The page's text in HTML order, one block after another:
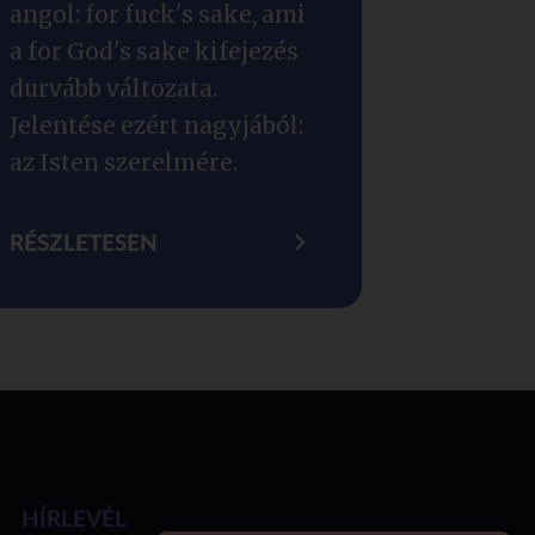
angol: for fuck's sake, ami
a for God's sake kifejezés
durvább változata.
Jelentése ezért nagyjából:
az Isten szerelmére.
RÉSZLETESEN
HÍRLEVÉL